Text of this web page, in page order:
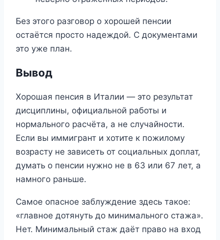
Без этого разговор о хорошей пенсии
остаётся просто надеждой. С документами
это уже план.
Вывод
Хорошая пенсия в Италии — это результат
дисциплины, официальной работы и
нормального расчёта, а не случайности.
Если вы иммигрант и хотите к пожилому
возрасту не зависеть от социальных доплат,
думать о пенсии нужно не в 63 или 67 лет, а
намного раньше.
Самое опасное заблуждение здесь такое:
«главное дотянуть до минимального стажа».
Нет. Минимальный стаж даёт право на вход